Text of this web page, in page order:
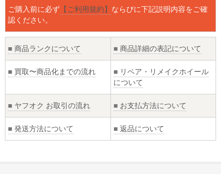
ご購入前に必ず 【ご利用規約】 ならびに下記説明内容をご確
認ください。
■ 商品ランクについて ■ 商品詳細の表記について
■ 買取〜商品化までの流れ ■ リペア・リメイクホイール
について
■ ヤフオク お取引の流れ ■ お支払方法について
■ 発送方法について ■ 返品について